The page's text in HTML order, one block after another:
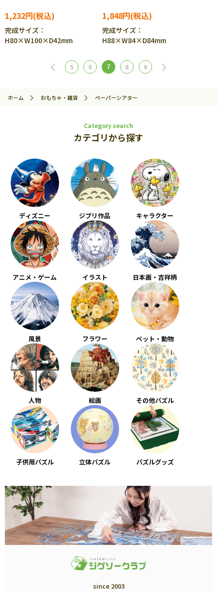
PA］
1,232円
完成サイズ：
H80×W100×D42mm
1,848円
完成サイズ：
H88×W84×D84mm
5 6 7 8 9
ホーム おもちゃ・雑貨 ペーパーシアター
Category search
カテゴリから探す
ディズニー ジブリ作品 キャラクター
アニメ・ゲーム イラスト 日本画・吉祥柄
風景 フラワー ペット・動物
人物 絵画 その他パズル
子供用パズル 立体パズル パズルグッズ
since 2003